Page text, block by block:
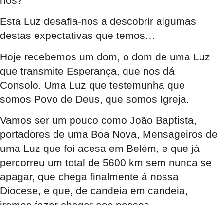
Esta Luz desafia-nos a descobrir algumas
destas expectativas que temos…
Hoje recebemos um dom, o dom de uma Luz
que transmite Esperança, que nos dá
Consolo. Uma Luz que testemunha que
somos Povo de Deus, que somos Igreja.
Vamos ser um pouco como João Baptista,
portadores de uma Boa Nova, Mensageiros de
uma Luz que foi acesa em Belém, e que já
percorreu um total de 5600 km sem nunca se
apagar, que chega finalmente à nossa
Diocese, e que, de candeia em candeia,